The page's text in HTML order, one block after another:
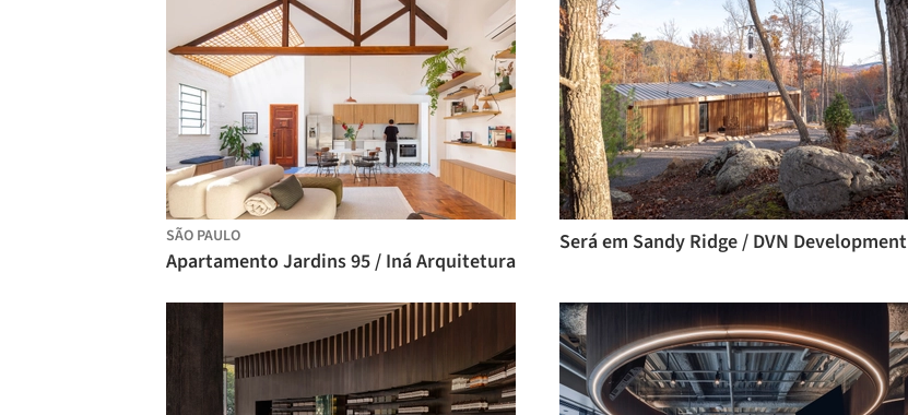
SÃO PAULO
Apartamento Jardins 95 / Iná Arquitetura
Será em Sandy Ridge / DVN Development